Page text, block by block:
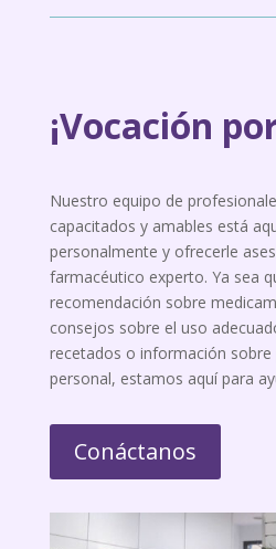
¡Vocación
Nuestro equipo de
capacitados y amables está
personalmente y ofrecerle
farmacéutico experto. Ya sea
recomendación sobre
consejos sobre el uso
recetados o información
personal, estamos aquí para
Conáctanos